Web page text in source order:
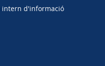
intern d'informació